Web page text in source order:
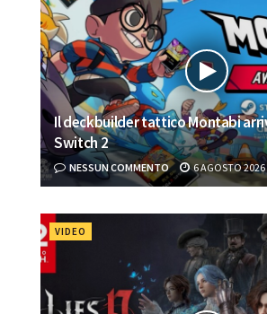
Il deckbuilder tattico Montabi
Switch 2
NESSUN COMMENTO 6 AGOSTO 2026
VIDEO